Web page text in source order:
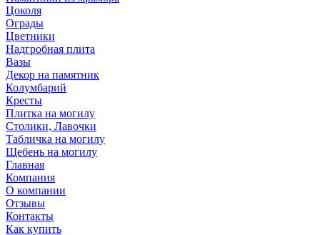
Цоколя
Ограды
Цветники
Надгробная плита
Вазы
Декор на памятник
Колумбарий
Кресты
Плитка на могилу
Столики, Лавочки
Табличка на могилу
Щебень на могилу
Главная
Компания
О компании
Отзывы
Контакты
Как купить